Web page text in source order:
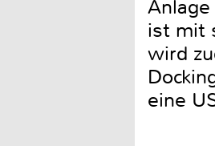
ist mit
wird
eine